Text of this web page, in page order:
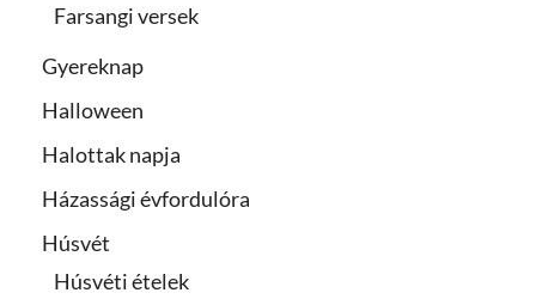
Farsangi versek
Gyereknap
Halloween
Halottak napja
Házassági évfordulóra
Húsvét
Húsvéti ételek